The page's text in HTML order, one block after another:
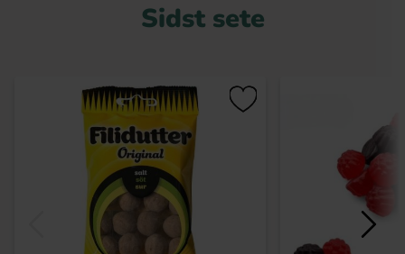
Sidst sete